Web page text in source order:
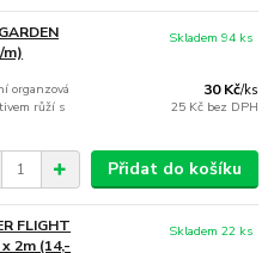
m)
organzová
růží s
30 Kč/ks
25 Kč bez DPH
Skladem 94 ks
Přidat do košíku
FLIGHT
2m (14,-
Skladem 22 ks